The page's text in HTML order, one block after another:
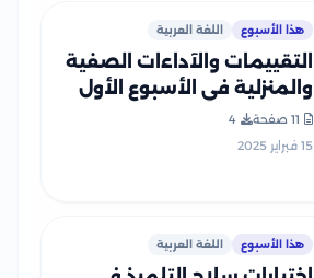
هذا الأسبوع اللغة العربية
التقييمات والآداءات الصفية
والمنزلية في الأسبوع الأول
مادة العربي للصف الرابع
11 صفحة
4
15 فبراير 2025
هذا الأسبوع اللغة العربية